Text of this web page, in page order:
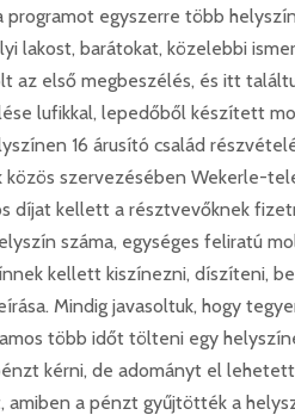
egyszerre több
lakost, barátokat, közelebbi
az első megbeszélés, és itt
lufikkal, lepedőből készített
16 árusító család
közös szervezésében Wekerle-
díjat kellett a résztvevőknek
száma, egységes feliratú
kellett kiszínezni, díszíteni,
Mindig javasoltuk, hogy
több időt tölteni egy
kérni, de adományt el
a pénzt gyűjtötték a